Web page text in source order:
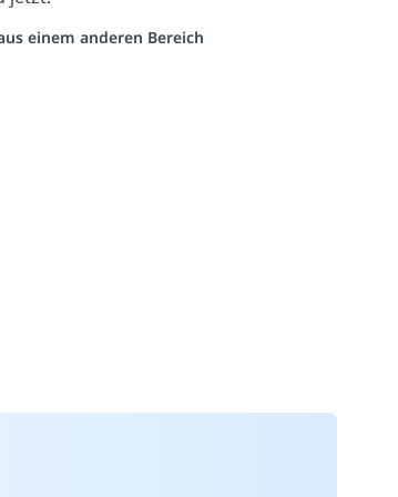
einem anderen Bereich